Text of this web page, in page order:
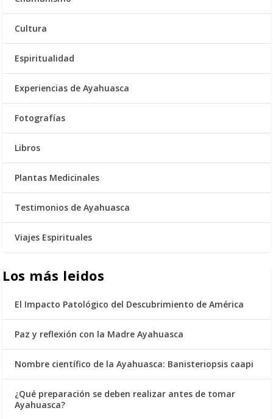
Cultura
Espiritualidad
Experiencias de Ayahuasca
Fotografías
Libros
Plantas Medicinales
Testimonios de Ayahuasca
Viajes Espirituales
Los más leidos
El Impacto Patológico del Descubrimiento de América
Paz y reflexión con la Madre Ayahuasca
Nombre científico de la Ayahuasca: Banisteriopsis caapi
¿Qué preparación se deben realizar antes de tomar
Ayahuasca?